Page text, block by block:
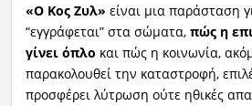
«Ο Κος Ζυλ» είναι μια παράσταση
“εγγράφεται” στα σώματα, πώς η
γίνει όπλο και πώς η κοινωνία,
παρακολουθεί την καταστροφή,
προσφέρει λύτρωση ούτε ηθικές